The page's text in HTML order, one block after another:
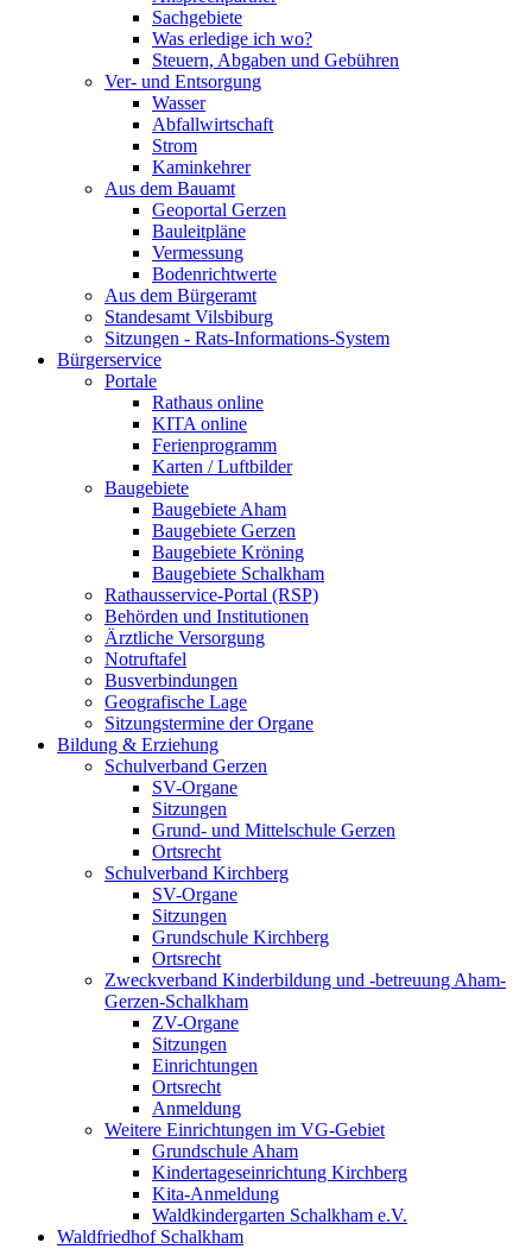
Sachgebiete
Was erledige ich wo?
Steuern, Abgaben und Gebühren
Ver- und Entsorgung
Wasser
Abfallwirtschaft
Strom
Kaminkehrer
Aus dem Bauamt
Geoportal Gerzen
Bauleitpläne
Vermessung
Bodenrichtwerte
Aus dem Bürgeramt
Standesamt Vilsbiburg
Sitzungen - Rats-Informations-System
Bürgerservice
Portale
Rathaus online
KITA online
Ferienprogramm
Karten / Luftbilder
Baugebiete
Baugebiete Aham
Baugebiete Gerzen
Baugebiete Kröning
Baugebiete Schalkham
Rathausservice-Portal (RSP)
Behörden und Institutionen
Ärztliche Versorgung
Notruftafel
Busverbindungen
Geografische Lage
Sitzungstermine der Organe
Bildung & Erziehung
Schulverband Gerzen
SV-Organe
Sitzungen
Grund- und Mittelschule Gerzen
Ortsrecht
Schulverband Kirchberg
SV-Organe
Sitzungen
Grundschule Kirchberg
Ortsrecht
Zweckverband Kinderbildung und -betreuung Aham-
Gerzen-Schalkham
ZV-Organe
Sitzungen
Einrichtungen
Ortsrecht
Anmeldung
Weitere Einrichtungen im VG-Gebiet
Grundschule Aham
Kindertageseinrichtung Kirchberg
Kita-Anmeldung
Waldkindergarten Schalkham e.V.
Waldfriedhof Schalkham